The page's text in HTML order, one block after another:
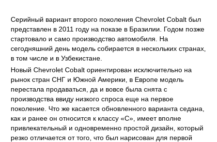
Серийный вариант второго поколения Chevrolet Cobalt был
представлен в 2011 году на показе в Бразилии. Годом позже
стартовало и само производство автомобиля. На
сегодняшний день модель собирается в нескольких странах,
в том числе и в Узбекистане.
Новый Chevrolet Cobalt ориентирован исключительно на
рынок стран СНГ и Южной Америки, в Европе модель
перестала продаваться, да и вовсе была снята с
производства ввиду низкого спроса еще на первое
поколение. Что же касается обновленного варианта седана,
как и ранее он относится к классу «С», имеет вполне
привлекательный и одновременно простой дизайн, который
резко отличается от того, что был нарисован для первой